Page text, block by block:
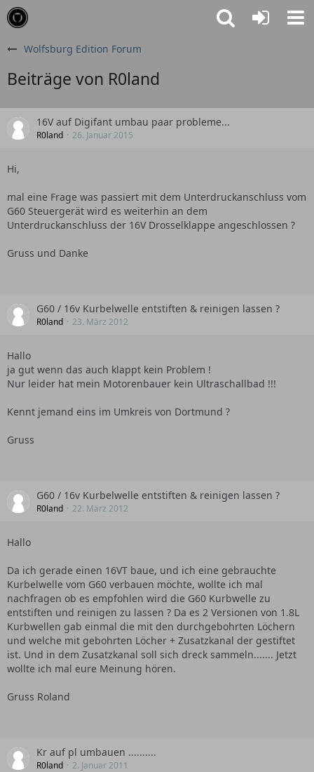
Wolfsburg Edition Forum
Beiträge von R0land
16V auf Digifant umbau paar probleme...
R0land 26. Januar 2015
Hi,
mal eine Frage was passiert mit dem Unterdruckanschluss vom
G60 Steuergerät wird es weiterhin an dem
Unterdruckanschluss der 16V Drosselklappe angeschlossen ?
Gruss und Danke
G60 / 16v Kurbelwelle entstiften & reinigen lassen ?
R0land 23. März 2012
Hallo
ja gut wenn das auch klappt kein Problem !
Nur leider hat mein Motorenbauer kein Ultraschallbad !!!
Kennt jemand eins im Umkreis von Dortmund ?
Gruss
G60 / 16v Kurbelwelle entstiften & reinigen lassen ?
R0land 22. März 2012
Hallo
Da ich gerade einen 16VT baue, und ich eine gebrauchte
Kurbelwelle vom G60 verbauen möchte, wollte ich mal
nachfragen ob es empfohlen wird die G60 Kurbwelle zu
entstiften und reinigen zu lassen ? Da es 2 Versionen von 1.8L
Kurbwellen gab einmal die mit den durchgebohrten Löchern
und welche mit gebohrten Löcher + Zusatzkanal der gestiftet
ist. Und in dem Zusatzkanal soll sich dreck sammeln....... Jetzt
wollte ich mal eure Meinung hören.
Gruss Roland
Kr auf pl umbauen ..........
R0land 2. Januar 2011